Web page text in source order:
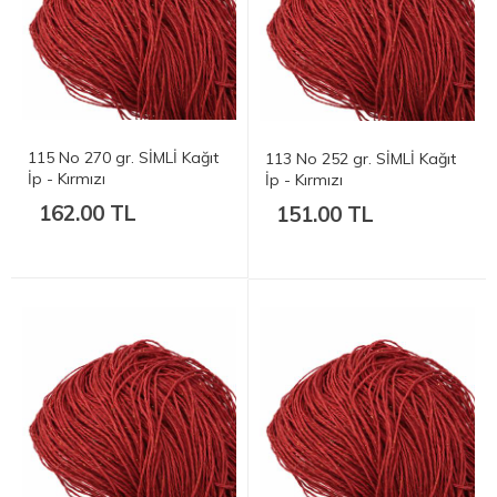
115 No 270 gr. SİMLİ Kağıt
İp - Kırmızı
162.00 TL
113 No 252 gr. SİMLİ Kağıt
İp - Kırmızı
151.00 TL